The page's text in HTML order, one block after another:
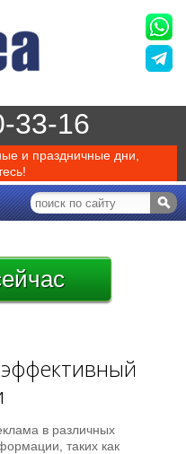
33-16
и праздничные дни,
в различных
таких как